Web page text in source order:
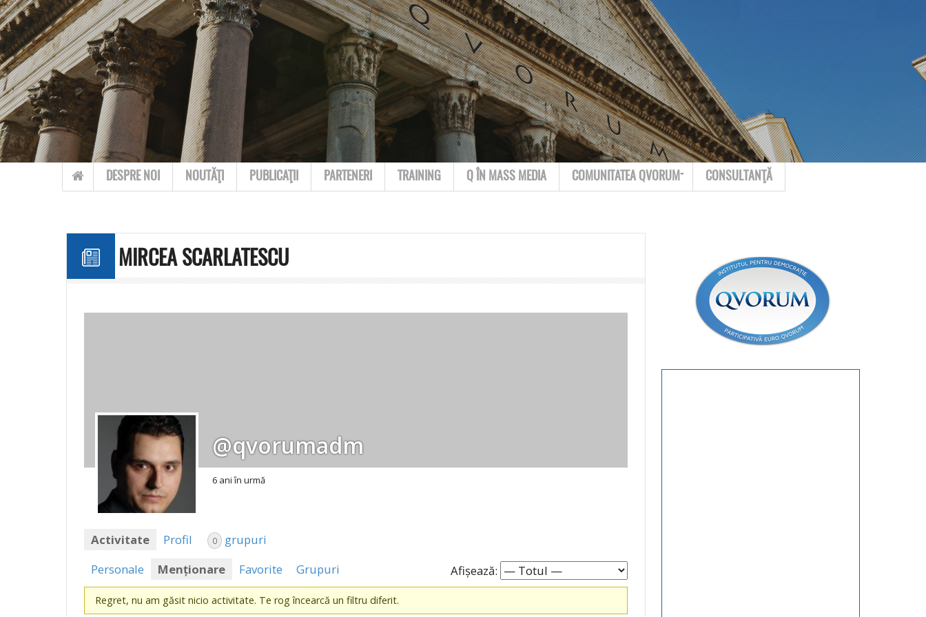
Contact Search for:
Skip to content
DESPRE NOI NOUTĂŢI PUBLICAŢII PARTENERI TRAINING Q ÎN MASS MEDIA COMUNITATEA QVORUM CONSULTANŢĂ
MIRCEA SCARLATESCU
@qvorumadm
6 ani în urmă
Activitate Profil 0
grupuri
Personale
Menționare Favorite Grupuri Afișează:
Regret, nu am găsit nicio activitate. Te rog încearcă un filtru diferit.